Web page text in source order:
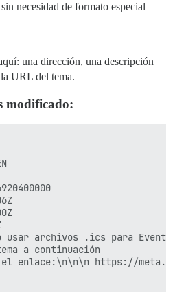
necesidad de formato especial
una dirección, una descripción
URL del tema.
modificado:
usar archivos .ics para
a continuación
el enlace:\n\n\n https://